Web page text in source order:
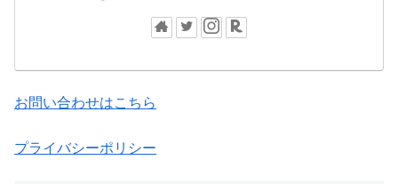
お問い合わせはこちら
プライバシーポリシー